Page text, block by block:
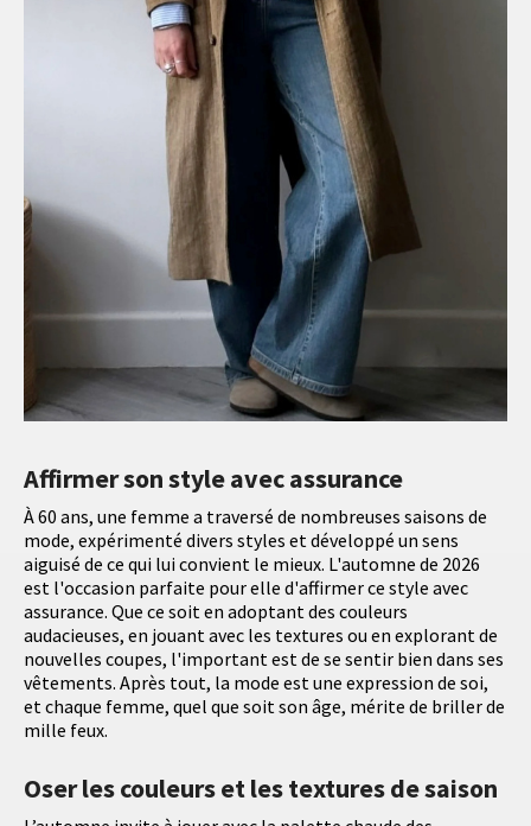
Affirmer son style avec assurance
À 60 ans, une femme a traversé de nombreuses saisons de
mode, expérimenté divers styles et développé un sens
aiguisé de ce qui lui convient le mieux. L'automne de 2026
est l'occasion parfaite pour elle d'affirmer ce style avec
assurance. Que ce soit en adoptant des couleurs
audacieuses, en jouant avec les textures ou en explorant de
nouvelles coupes, l'important est de se sentir bien dans ses
vêtements. Après tout, la mode est une expression de soi,
et chaque femme, quel que soit son âge, mérite de briller de
mille feux.
Oser les couleurs et les textures de saison